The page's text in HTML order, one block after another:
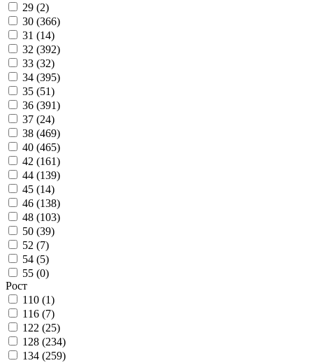
29 (2)
30 (366)
31 (14)
32 (392)
33 (32)
34 (395)
35 (51)
36 (391)
37 (24)
38 (469)
40 (465)
42 (161)
44 (139)
45 (14)
46 (138)
48 (103)
50 (39)
52 (7)
54 (5)
55 (0)
Рост
110 (1)
116 (7)
122 (25)
128 (234)
134 (259)